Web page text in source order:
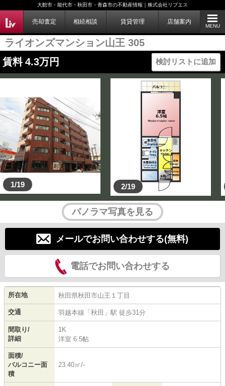
大館市・能代市・秋田市・青森市の不動産情報｜株式会社リブエス
売却査定 相続相談 賃貸管理 店舗案内
MENU
ライオンズマンション山王 305
賃料 4.3万円 検討リストに追加
1/19 2/19
パノラマ写真を見る
メールでお問い合わせする(無料)
電話でお問い合わせする
所在地 秋田県秋田市山王 １丁目
交通 羽越本線 「 秋田 」駅 徒歩31分
間取り/
詳細
1K
洋室 6.5帖
面積/
バルコニー面
積
23.40㎡/-